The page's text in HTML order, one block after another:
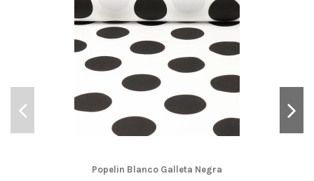
Popelin Blanco Galleta Negra